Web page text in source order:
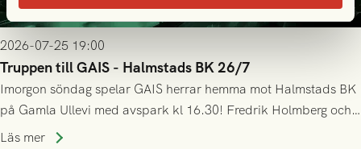
2026-07-25 19:00
Truppen till GAIS - Halmstads BK 26/7
Imorgon söndag spelar GAIS herrar hemma mot Halmstads BK
på Gamla Ullevi med avspark kl 16.30! Fredrik Holmberg och
ledarstaben har tagit ut följande trupp till matchen:
Läs mer